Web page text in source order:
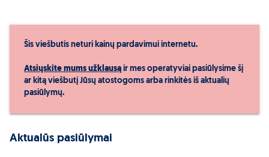
Šis viešbutis neturi kainų pardavimui internetu.
Atsiųskite mums užklausą ir mes operatyviai pasiūlysime šį
ar kitą viešbutį Jūsų atostogoms arba rinkitės iš aktualių
pasiūlymų.
Aktualūs pasiūlymai